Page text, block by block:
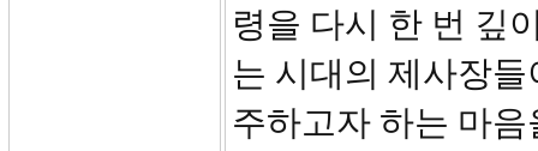
령을 다시 한 번 깊
는 시대의 제사장
주하고자 하는 마